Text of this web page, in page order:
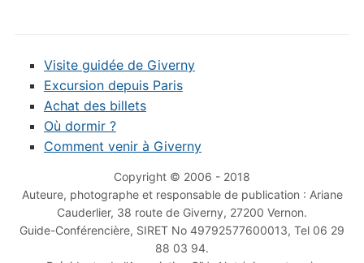
Visite guidée de Giverny
Excursion depuis Paris
Achat des billets
Où dormir ?
Comment venir à Giverny
Copyright © 2006 - 2018
Auteure, photographe et responsable de publication : Ariane
Cauderlier, 38 route de Giverny, 27200 Vernon.
Guide-Conférencière, SIRET No 49792577600013, Tel 06 29
88 03 94.